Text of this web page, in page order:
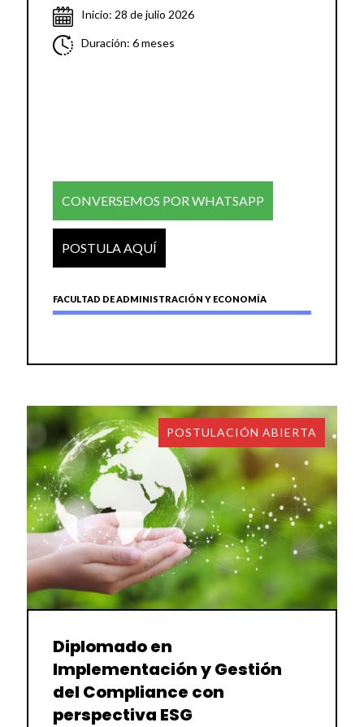
Inicio: 28 de julio 2026
Duración: 6 meses
CONVERSEMOS POR WHATSAPP
POSTULA AQUÍ
FACULTAD DE ADMINISTRACIÓN Y ECONOMÍA
POSTULACIÓN ABIERTA
Diplomado en
Implementación y Gestión
del Compliance con
perspectiva ESG